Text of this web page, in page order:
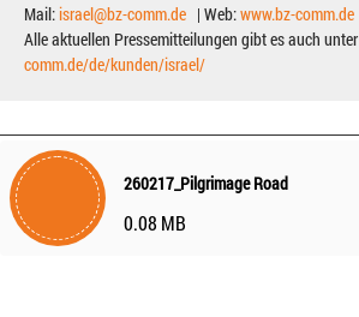
Mail:israel@bz-comm.de | Web:www.bz-comm.de
Alle aktuellen Pressemitteilungen gibt es auch unter
comm.de/de/kunden/israel/
260217_Pilgrimage Road
0.08 MB